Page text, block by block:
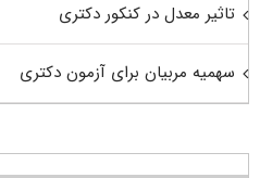
تاثیر معدل در کنکور دکتری
سهمیه مربیان برای آزمون دکتری